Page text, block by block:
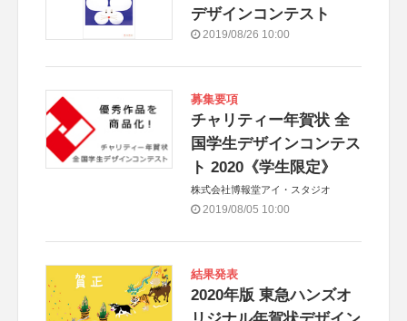
デザインコンテスト
2019/08/26 10:00
募集要項
チャリティー年賀状 全
国学生デザインコンテス
ト 2020《学生限定》
株式会社博報堂アイ・スタジオ
2019/08/05 10:00
結果発表
2020年版 東急ハンズオ